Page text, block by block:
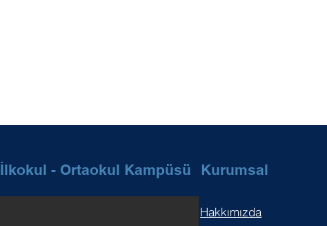
İlkokul - Ortaokul Kampüsü Kurumsal
Hakkımızda